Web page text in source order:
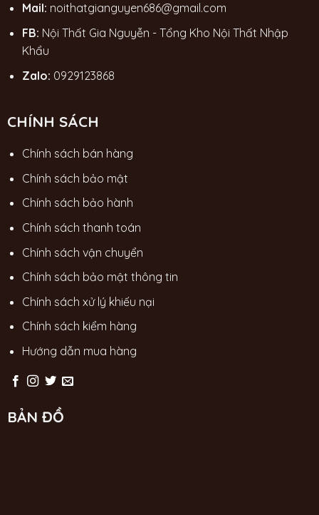
Mail: noithatgianguyen686@gmail.com
FB: Nội Thất Gia Nguyễn - Tổng Kho Nội Thất Nhập
Khẩu
Zalo: 0929123868
CHÍNH SÁCH
Chính sách bán hàng
Chính sách bảo mật
Chính sách bảo hành
Chính sách thanh toán
Chính sách vận chuyển
Chính sách bảo mật thông tin
Chính sách xử lý khiếu nại
Chính sách kiểm hàng
Hướng dẫn mua hàng
BẢN ĐỒ